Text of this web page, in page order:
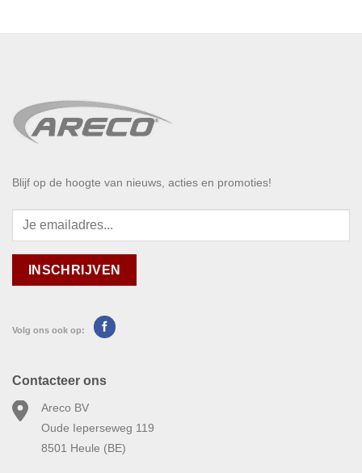
Blijf op de hoogte van nieuws, acties en promoties!
Volg ons ook op:
Contacteer ons
Areco BV
Oude Ieperseweg 119
8501 Heule (BE)